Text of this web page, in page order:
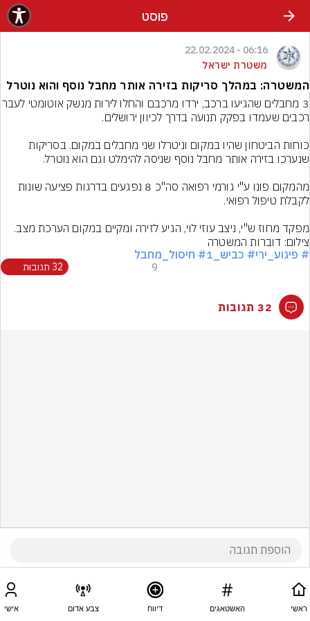
פוסט
06:16 - 22.02.2024
משטרת ישראל
המשטרה: במהלך סריקות בזירה אותר מחבל נוסף והוא נוטרל
כוחות הביטחון שהיו במקום וניטרלו שני מחבלים במקום. בסריקות
מפקד מחוז ש"י, ניצב עוזי לוי, הגיע לזירה ומקיים במקום הערכת מצב.
צילום: דוברות המשטרה
# פיגוע_ירי# כביש_1 # חיסול_מחבל
9 32 תגובות
32 תגובות
ראשי האשטאגים דיווח צבע אדום אישי